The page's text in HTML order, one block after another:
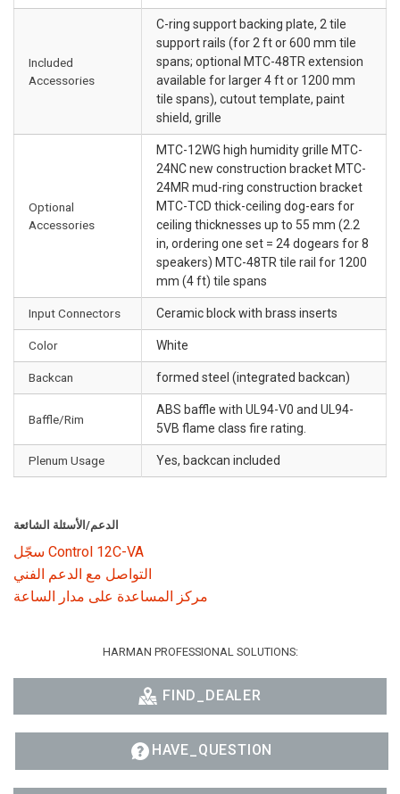
Included
Accessories
C-ring support backing plate, 2 tile
support rails (for 2 ft or 600 mm tile
spans; optional MTC-48TR extension
available for larger 4 ft or 1200 mm
tile spans), cutout template, paint
shield, grille
Optional
Accessories
MTC-12WG high humidity grille MTC-
24NC new construction bracket MTC-
24MR mud-ring construction bracket
MTC-TCD thick-ceiling dog-ears for
ceiling thicknesses up to 55 mm (2.2
in, ordering one set = 24 dogears for 8
speakers) MTC-48TR tile rail for 1200
mm (4 ft) tile spans
Input Connectors Ceramic block with brass inserts
Color White
Backcan formed steel (integrated backcan)
Baffle/Rim
ABS baffle with UL94-V0 and UL94-
5VB flame class fire rating.
Plenum Usage Yes, backcan included
الدعم/الأسئلة الشائعة
سجّل Control 12C-VA
التواصل مع الدعم الفني
مركز المساعدة على مدار الساعة
HARMAN PROFESSIONAL SOLUTIONS:
FIND_DEALER
HAVE_QUESTION